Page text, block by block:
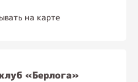
на карте
«Берлога»